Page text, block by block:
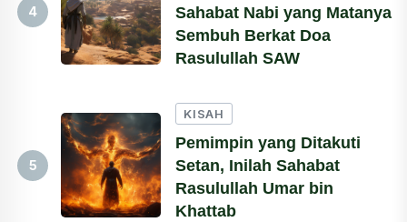
4
Sahabat Nabi yang Matanya
Sembuh Berkat Doa
Rasulullah SAW
5
KISAH
Pemimpin yang Ditakuti
Setan, Inilah Sahabat
Rasulullah Umar bin
Khattab